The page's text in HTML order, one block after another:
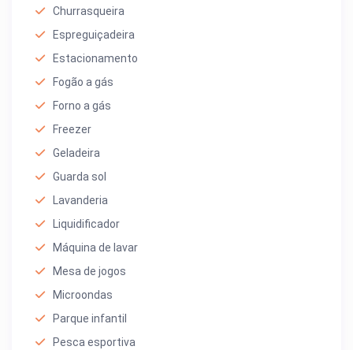
Churrasqueira
Espreguiçadeira
Estacionamento
Fogão a gás
Forno a gás
Freezer
Geladeira
Guarda sol
Lavanderia
Liquidificador
Máquina de lavar
Mesa de jogos
Microondas
Parque infantil
Pesca esportiva